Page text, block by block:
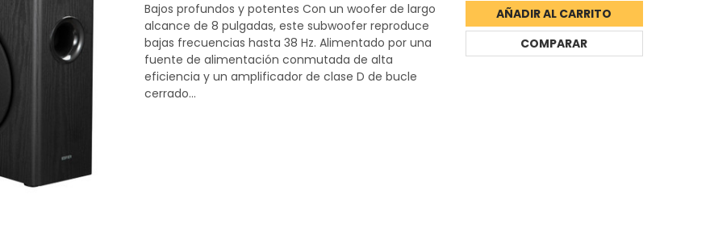
Bajos profundos y potentes Con un woofer de largo
alcance de 8 pulgadas, este subwoofer reproduce
bajas frecuencias hasta 38 Hz. Alimentado por una
fuente de alimentación conmutada de alta
eficiencia y un amplificador de clase D de bucle
cerrado...
AÑADIR AL CARRITO
COMPARAR